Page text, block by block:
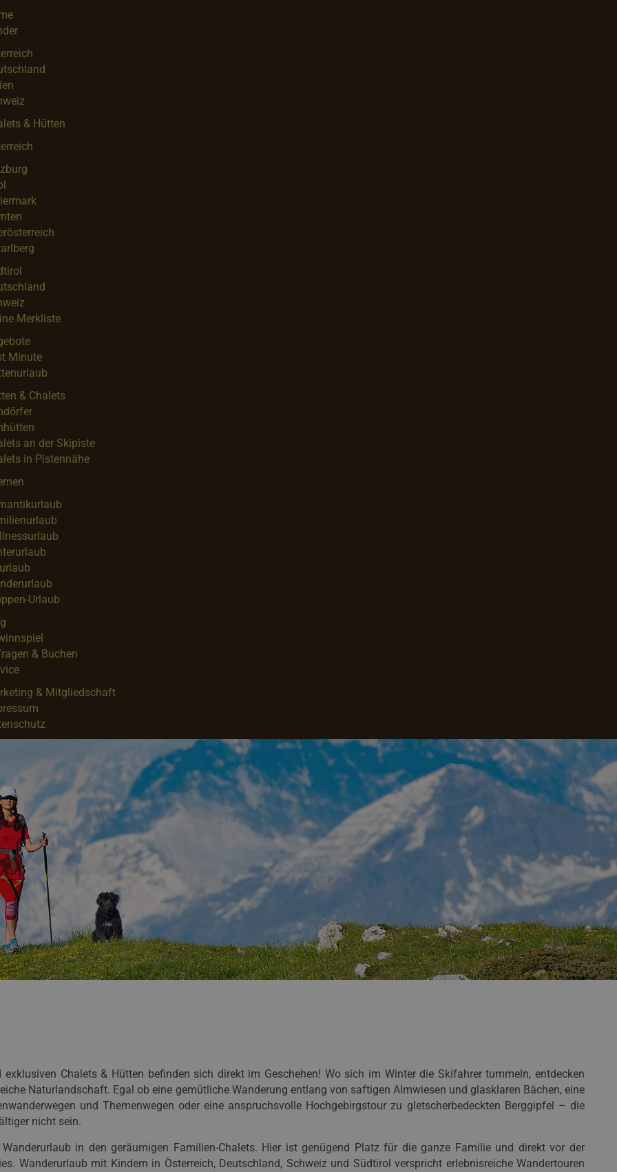
& Hütten
Merkliste
Minute
& Chalets
an der Skipiste
in Pistennähe
Urlaub
& Buchen
& Mitgliedschaft
Chalets & Hütten befinden sich direkt im Geschehen! Wo sich im Winter die Skifahrer tummeln, entdecken
Naturlandschaft. Egal ob eine gemütliche Wanderung entlang von saftigen Almwiesen und glasklaren Bächen, eine
und Themenwegen oder eine anspruchsvolle Hochgebirgstour zu gletscherbedeckten Berggipfel – die
nicht sein.
in den geräumigen Familien-Chalets. Hier ist genügend Platz für die ganze Familie und direkt vor der
Wanderurlaub mit Kindern in Österreich, Deutschland, Schweiz und Südtirol verspricht erlebnisreiche Wandertouren